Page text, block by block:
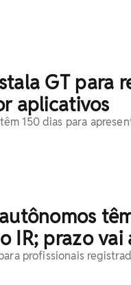
GT para
aplicativos
150 dias para
IR; prazo
profissionais